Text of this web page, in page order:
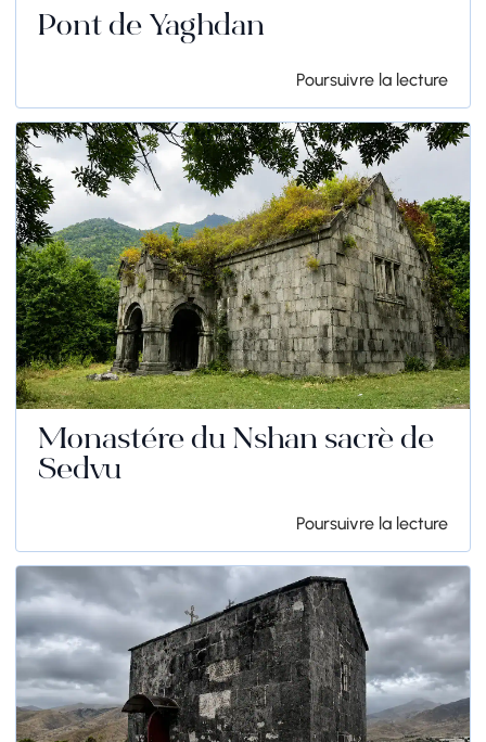
Pont de Yaghdan
Poursuivre la lecture
Monastère du Nshan sacré de
Sedvu
Poursuivre la lecture